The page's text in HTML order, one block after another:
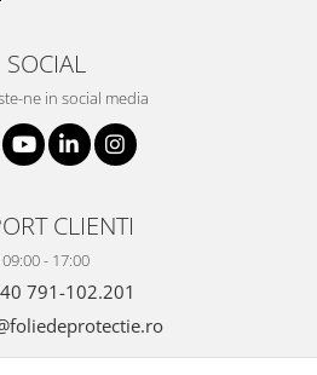
SOCIAL
ne in social media
CLIENTI
09:00 - 17:00
791-102.201